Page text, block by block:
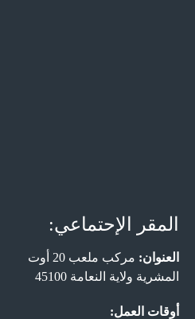
المقر الإحتماعي:
العنوان: مركب ملعب 20 أوت
المشرية ولاية النعامة 45100
أوقات